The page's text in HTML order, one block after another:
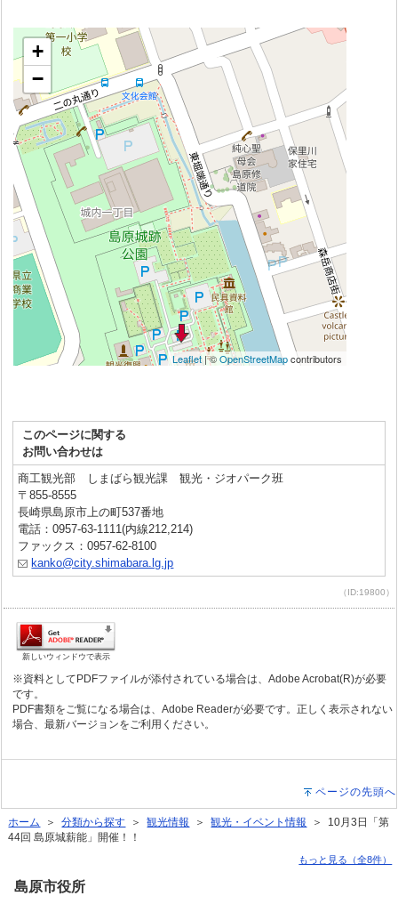
このページに関する
お問い合わせは
商工観光部 しまばら観光課 観光・ジオパーク班
〒855-8555
長崎県島原市上の町537番地
電話：0957-63-1111(内線212,214)
ファックス：0957-62-8100
kanko@city.shimabara.lg.jp
（ID:19800）
新しいウィンドウで表示
※資料としてPDFファイルが添付されている場合は、Adobe Acrobat(R)が必要
です。
PDF書類をご覧になる場合は、Adobe Readerが必要です。正しく表示されない
場合、最新バージョンをご利用ください。
ページの先頭へ
ホーム ＞分類から探す ＞観光情報 ＞観光・イベント情報
＞ 10月3日「第
44回 島原城薪能」開催！！
もっと見る（全8件）
島原市役所